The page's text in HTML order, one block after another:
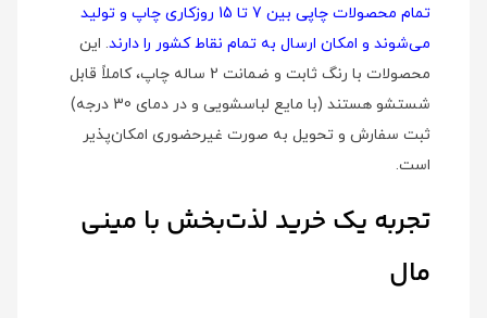
تمام محصولات چاپی بین 7 تا 15 روزکاری چاپ و تولید
می‌شوند و امکان ارسال به تمام نقاط کشور را دارند. این
محصولات با رنگ ثابت و ضمانت 2 ساله چاپ، کاملاً قابل
شستشو هستند (با مایع لباسشویی و در دمای 30 درجه)
ثبت سفارش و تحویل به صورت غیرحضوری امکان‌پذیر
است.
تجربه یک خرید لذت‌بخش با مینی
مال